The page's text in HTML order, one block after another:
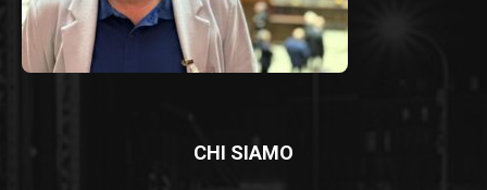
CHI SIAMO